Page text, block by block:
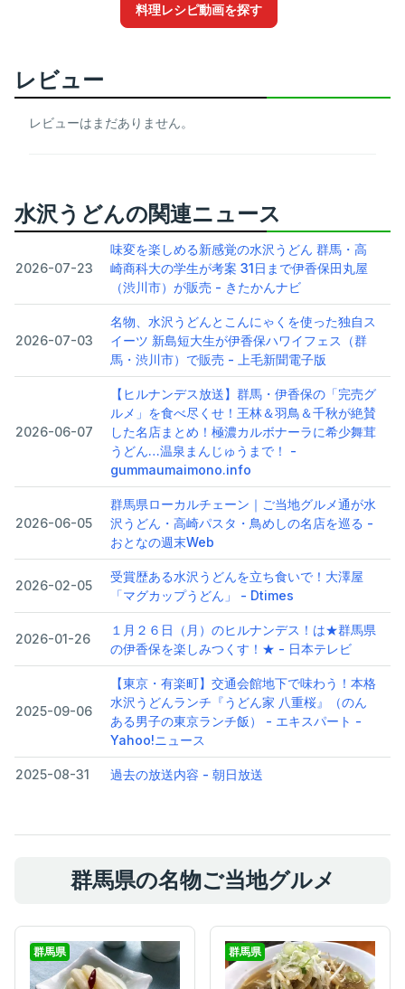
料理レシピ動画を探す
レビュー
レビューはまだありません。
水沢うどんの関連ニュース
2026-07-23
味変を楽しめる新感覚の水沢うどん 群馬・高
崎商科大の学生が考案 31日まで伊香保田丸屋
（渋川市）が販売 - きたかんナビ
2026-07-03
名物、水沢うどんとこんにゃくを使った独自ス
イーツ 新島短大生が伊香保ハワイフェス（群
馬・渋川市）で販売 - 上毛新聞電子版
2026-06-07
【ヒルナンデス放送】群馬・伊香保の「完売グ
ルメ」を食べ尽くせ！王林＆羽鳥＆千秋が絶賛
した名店まとめ！極濃カルボナーラに希少舞茸
うどん…温泉まんじゅうまで！ -
gummaumaimono.info
2026-06-05
群馬県ローカルチェーン｜ご当地グルメ通が水
沢うどん・高崎パスタ・鳥めしの名店を巡る -
おとなの週末Web
2026-02-05
受賞歴ある水沢うどんを立ち食いで！大澤屋
「マグカップうどん」 - Dtimes
2026-01-26
１月２６日（月）のヒルナンデス！は★群馬県
の伊香保を楽しみつくす！★ - 日本テレビ
2025-09-06
【東京・有楽町】交通会館地下で味わう！本格
水沢うどんランチ『うどん家 八重桜』（のん
ある男子の東京ランチ飯） - エキスパート -
Yahoo!ニュース
2025-08-31 過去の放送内容 - 朝日放送
群馬県の名物ご当地グルメ
群馬県 群馬県